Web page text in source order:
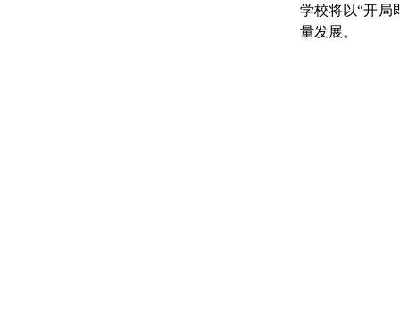
学校将以“开局
量发展。